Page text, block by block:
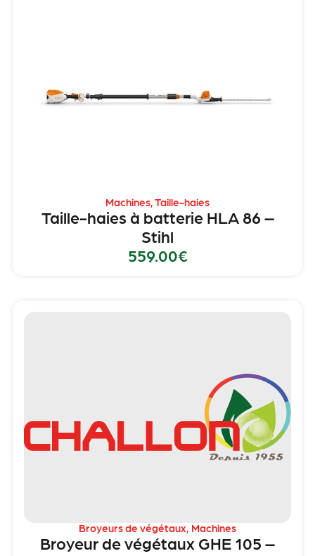
Machines,Taille-haies
Taille-haies à batterie HLA 86 –
Stihl
559.00€
Broyeurs de végétaux, Machines
Broyeur de végétaux GHE 105 –